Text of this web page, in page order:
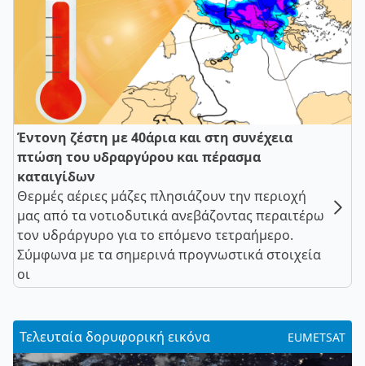
Έντονη ζέστη με 40άρια και στη συνέχεια
πτώση του υδραργύρου και πέρασμα
καταιγίδων
Θερμές αέριες μάζες πλησιάζουν την περιοχή
μας από τα νοτιοδυτικά ανεβάζοντας περαιτέρω
τον υδράργυρο για το επόμενο τετραήμερο.
Σύμφωνα με τα σημερινά προγνωστικά στοιχεία
οι
Τελευταία δορυφορική εικόνα EUMETSAT